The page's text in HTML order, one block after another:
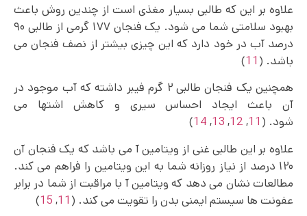
علاوه بر این که طالبی بسیار مغذی است از چندین روش باعث
بهبود سلامتی شما می شود. یک فنجان ۱۷۷ گرمی از طالبی ۹۰
درصد آب در خود دارد که این چیزی بیشتر از نصف فنجان می
باشد. ( 11
)
همچنین یک فنجان طالبی ۲ گرم فیبر داشته که آب موجود در
آن باعث ایجاد احساس سیری و کاهش اشتها می
شود. ( 11
,
12
,
13
,
14
)
علاوه بر این طالبی غنی از ویتامین آ می باشد که یک فنجان آن
۱۲۰ درصد از نیاز روزانه شما به این ویتامین را فراهم می کند.
مطالعات نشان می دهد که ویتامین آ با مراقبت از شما در برابر
عفونت ها سیستم ایمنی بدن را تقویت می کند. ( 11
,
15
)